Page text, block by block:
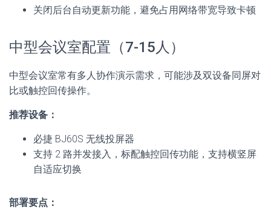
关闭后台自动更新功能，避免占用网络带宽导致卡顿
中型会议室配置（7-15人）
中型会议室常有多人协作演示需求，可能涉及双设备同屏对
比或触控回传操作。
推荐设备：
必捷 BJ60S 无线投屏器
支持 2 路并发接入，标配触控回传功能，支持横竖屏
自适应切换
部署要点：